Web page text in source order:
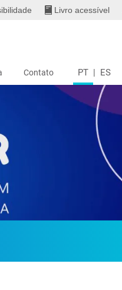
Livro acessível
Contato PT | ES